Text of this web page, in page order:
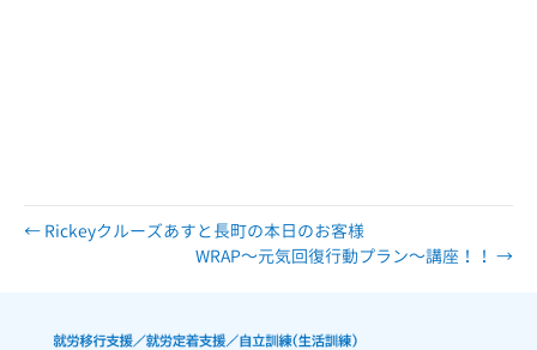
← Rickeyクルーズあすと長町の本日のお客様
WRAP～元気回復行動プラン～講座！！ →